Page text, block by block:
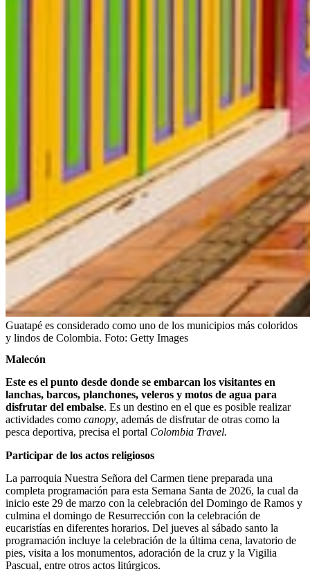
Guatapé es considerado como uno de los municipios más coloridos
y lindos de Colombia. Foto: Getty Images
Malecón
Este es el punto desde donde se embarcan los visitantes en
lanchas, barcos, planchones, veleros y motos de agua para
disfrutar del embalse. Es un destino en el que es posible realizar
actividades como canopy, además de disfrutar de otras como la
pesca deportiva, precisa el portal Colombia Travel.
Participar de los actos religiosos
La parroquia Nuestra Señora del Carmen tiene preparada una
completa programación para esta Semana Santa de 2026, la cual da
inicio este 29 de marzo con la celebración del Domingo de Ramos y
culmina el domingo de Resurrección con la celebración de
eucaristías en diferentes horarios. Del jueves al sábado santo la
programación incluye la celebración de la última cena, lavatorio de
pies, visita a los monumentos, adoración de la cruz y la Vigilia
Pascual, entre otros actos litúrgicos.